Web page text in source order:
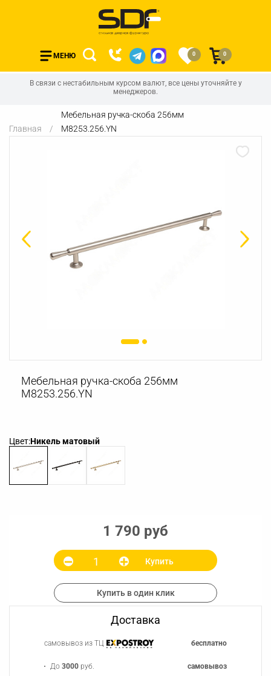
МЕНЮ 0 0
В связи с нестабильным курсом валют, все цены уточняйте у
менеджеров.
Главная
Мебельная ручка-скоба 256мм
M8253.256.YN
Мебельная ручка-скоба 256мм
M8253.256.YN
Цвет:Никель матовый
1 790 руб
Купить
Купить в один клик
Доставка
самовывоз из ТЦ бесплатно
До3000 руб. самовывоз